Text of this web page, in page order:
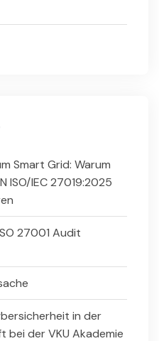
Smart Grid: Warum
ISO/IEC 27019:2025
27001 Audit
in der
der VKU Akademie